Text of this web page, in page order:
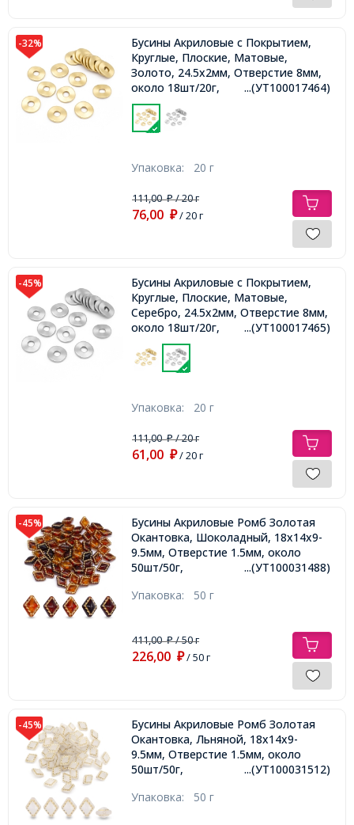
-32%
Бусины Акриловые с Покрытием,
Круглые, Плоские, Матовые,
Золото, 24.5x2мм, Отверстие 8мм,
около 18шт/20г,
...(УТ100017464)
Упаковка: 20 г
111,00₽/ 20 г
76,00 ₽/ 20 г
-45%
Бусины Акриловые с Покрытием,
Круглые, Плоские, Матовые,
Серебро, 24.5x2мм, Отверстие 8мм,
около 18шт/20г,
...(УТ100017465)
Упаковка: 20 г
111,00₽/ 20 г
61,00 ₽/ 20 г
-45%
Бусины Акриловые Ромб Золотая
Окантовка, Шоколадный, 18х14х9-
9.5мм, Отверстие 1.5мм, около
50шт/50г,
...(УТ100031488)
Упаковка: 50 г
411,00₽/ 50 г
226,00 ₽/ 50 г
-45%
Бусины Акриловые Ромб Золотая
Окантовка, Льняной, 18х14х9-
9.5мм, Отверстие 1.5мм, около
50шт/50г,
...(УТ100031512)
Упаковка: 50 г